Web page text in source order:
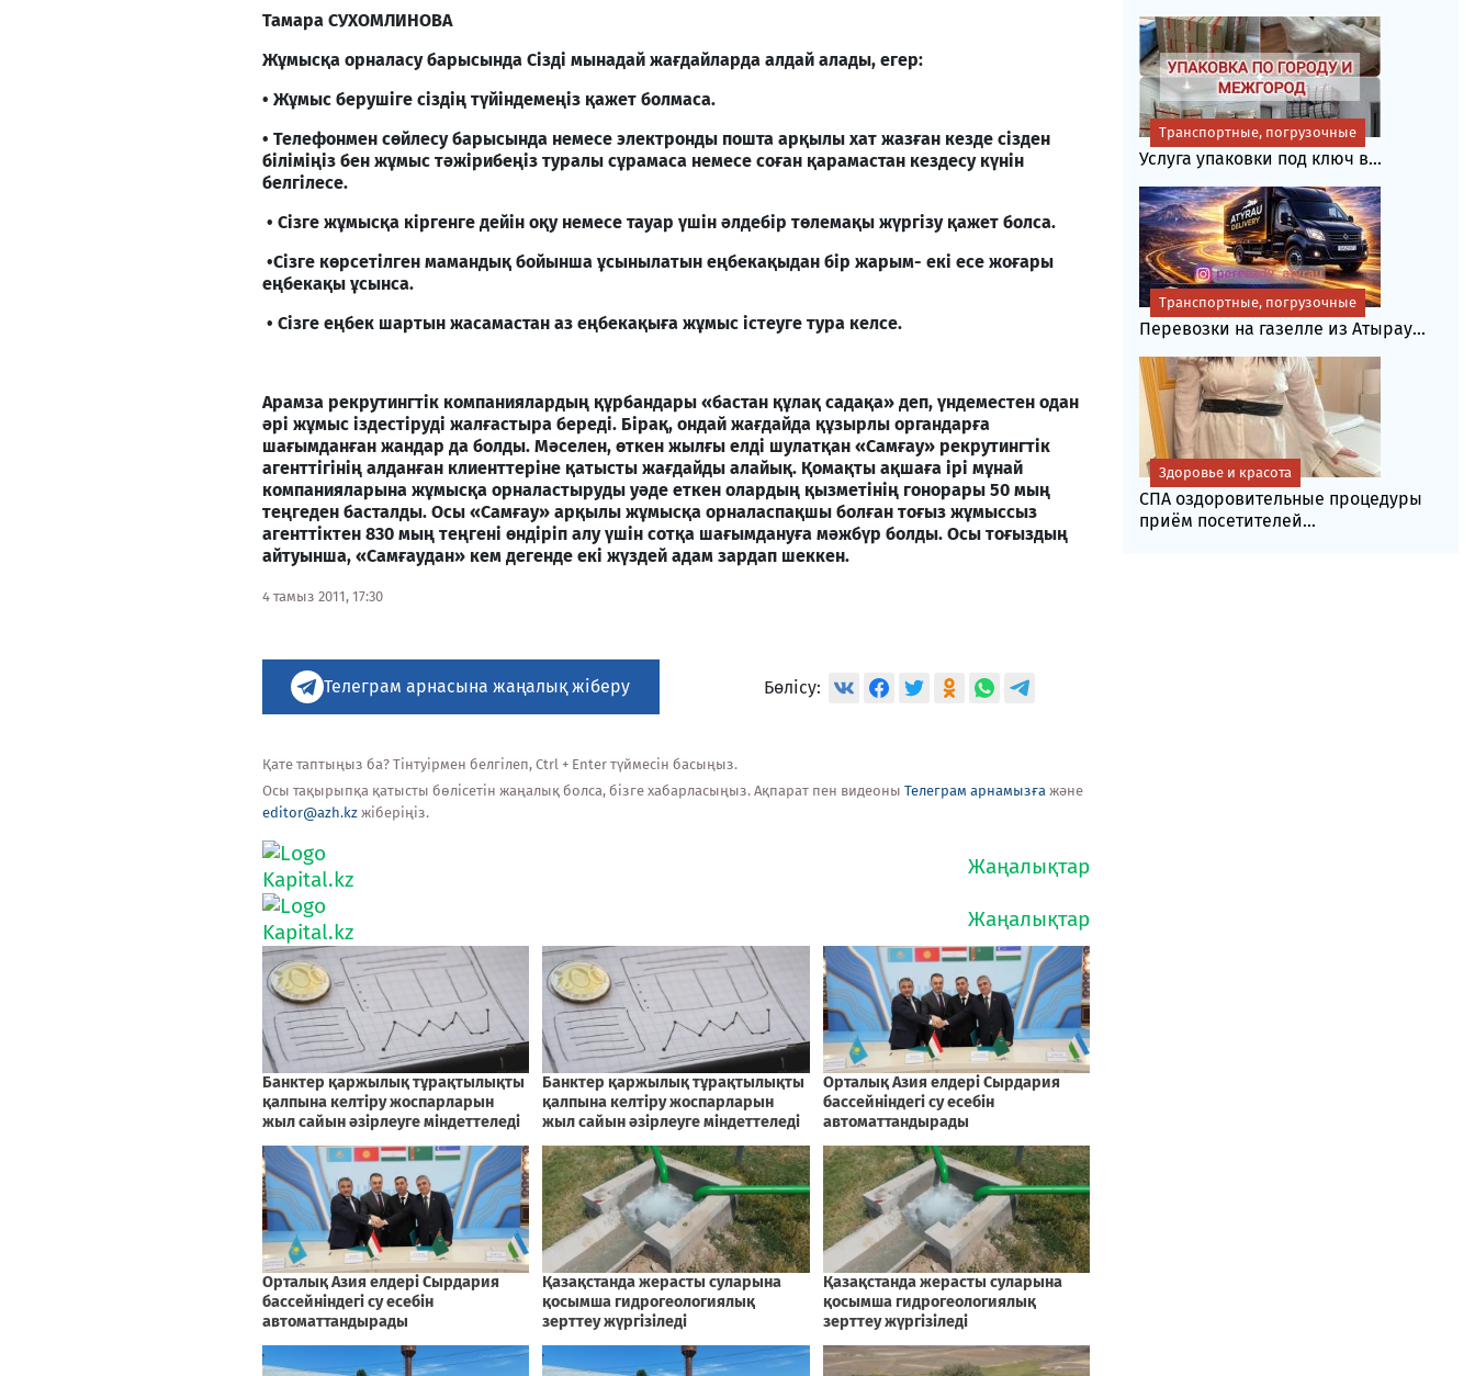
Тамара СУХОМЛИНОВА
Жұмысқа орналасу барысында Сізді мынадай жағдайларда алдай алады, егер:
• Жұмыс берушіге сіздің түйіндемеңіз қажет болмаса.
• Телефонмен сөйлесу барысында немесе электронды пошта арқылы хат жазған кезде сізден
біліміңіз бен жұмыс тәжірибеңіз туралы сұрамаса немесе соған қарамастан кездесу күнін
белгілесе.
• Сізге жұмысқа кіргенге дейін оқу немесе тауар үшін әлдебір төлемақы жүргізу қажет болса.
•Сізге көрсетілген мамандық бойынша ұсынылатын еңбекақыдан бір жарым- екі есе жоғары
еңбекақы ұсынса.
• Сізге еңбек шартын жасамастан аз еңбекақыға жұмыс істеуге тура келсе.
Арамза рекрутингтік компаниялардың құрбандары «бастан құлақ садақа» деп, үндеместен одан
әрі жұмыс іздестіруді жалғастыра береді. Бірақ, ондай жағдайда құзырлы органдарға
шағымданған жандар да болды. Мәселен, өткен жылғы елді шулатқан «Самғау» рекрутингтік
агенттігінің алданған клиенттеріне қатысты жағдайды алайық. Қомақты ақшаға ірі мұнай
компанияларына жұмысқа орналастыруды уәде еткен олардың қызметінің гонорары 50 мың
теңгеден басталды. Осы «Самғау» арқылы жұмысқа орналаспақшы болған тоғыз жұмыссыз
агенттіктен 830 мың теңгені өндіріп алу үшін сотқа шағымдануға мәжбүр болды. Осы тоғыздың
айтуынша, «Самғаудан» кем дегенде екі жүздей адам зардап шеккен.
4 тамыз 2011, 17:30
Телеграм арнасына жаңалық жіберу Бөлісу:
Қате таптыңыз ба? Тінтуірмен белгілеп, Ctrl + Enter түймесін басыңыз.
Осы тақырыпқа қатысты бөлісетін жаңалық болса, бізге хабарласыңыз. Ақпарат пен видеоны Телеграм арнамызға және
editor@azh.kz жіберіңіз.
Услуга упаковки под ключ в...
Транспортные, погрузочные
Перевозки на газелле из Атырау...
Транспортные, погрузочные
СПА оздоровительные процедуры
приём посетителей...
Здоровье и красота